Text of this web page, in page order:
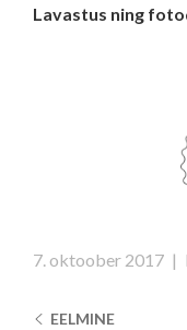
Lavastus ning
7. oktoober 2017 |
EELMINE